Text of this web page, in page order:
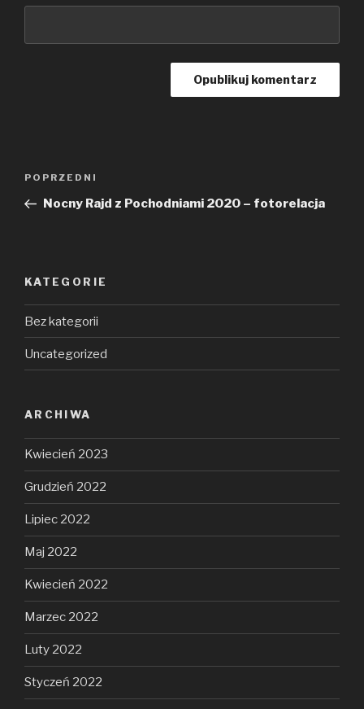
Nawigacja
Poprzedni
wpis
POPRZEDNI
Nocny Rajd z Pochodniami 2020 – fotorelacja
KATEGORIE
Bez kategorii
Uncategorized
ARCHIWA
Kwiecień 2023
Grudzień 2022
Lipiec 2022
Maj 2022
Kwiecień 2022
Marzec 2022
Luty 2022
Styczeń 2022